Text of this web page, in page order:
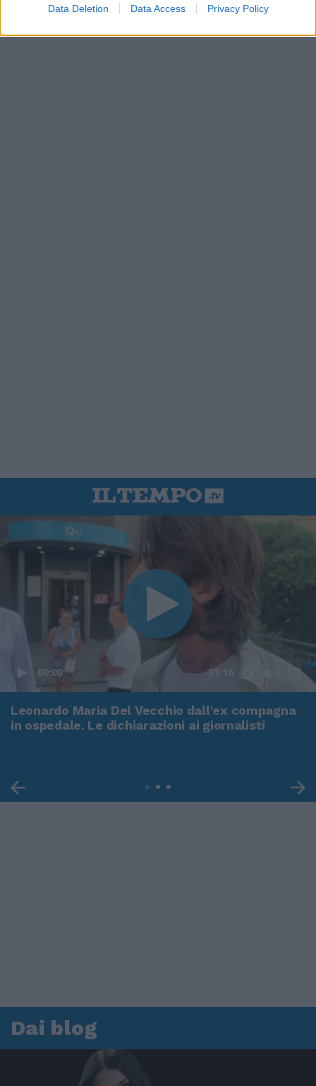
Data Deletion Data Access Privacy Policy
00:00 01:16
Leonardo Maria Del Vecchio dall'ex compagna
in ospedale. Le dichiarazioni ai giornalisti
Dai blog